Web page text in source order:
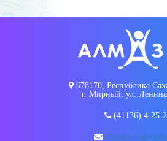
678170, Республика
г. Мирный, ул.
(41136) 4-25-